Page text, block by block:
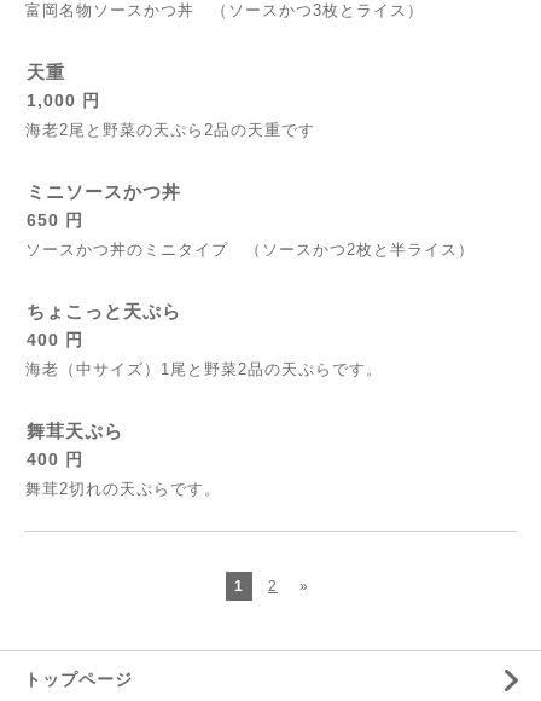
富岡名物ソースかつ丼 （ソースかつ3枚とライス）
天重
1,000 円
海老2尾と野菜の天ぷら2品の天重です
ミニソースかつ丼
650 円
ソースかつ丼のミニタイプ （ソースかつ2枚と半ライス）
ちょこっと天ぷら
400 円
海老（中サイズ）1尾と野菜2品の天ぷらです。
舞茸天ぷら
400 円
舞茸2切れの天ぷらです。
1 2 »
トップページ